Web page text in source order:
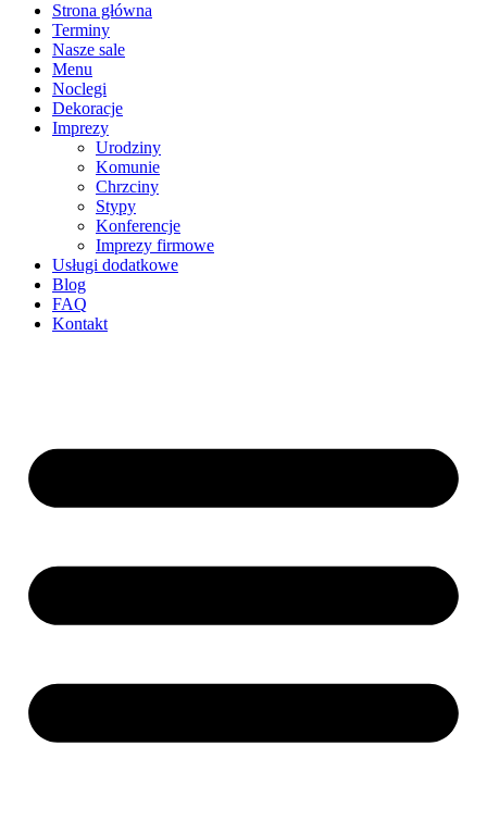
Strona główna
Terminy
Nasze sale
Menu
Noclegi
Dekoracje
Imprezy
Urodziny
Komunie
Chrzciny
Stypy
Konferencje
Imprezy firmowe
Usługi dodatkowe
Blog
FAQ
Kontakt